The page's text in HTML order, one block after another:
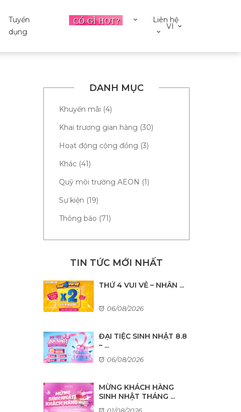
Tuyển
dụng
Liên hệ
VI
DANH MỤC
Khuyến mãi (4)
Khai trương gian hàng (30)
Hoạt động cộng đồng (3)
Khác (41)
Quỹ môi trường AEON (1)
Sự kiện (19)
Thông báo (71)
TIN TỨC MỚI NHẤT
THỨ 4 VUI VẺ – NHÂN ...
06/08/2026
ĐẠI TIỆC SINH NHẬT 8.8
– ...
06/08/2026
MỪNG KHÁCH HÀNG
SINH NHẬT THÁNG ...